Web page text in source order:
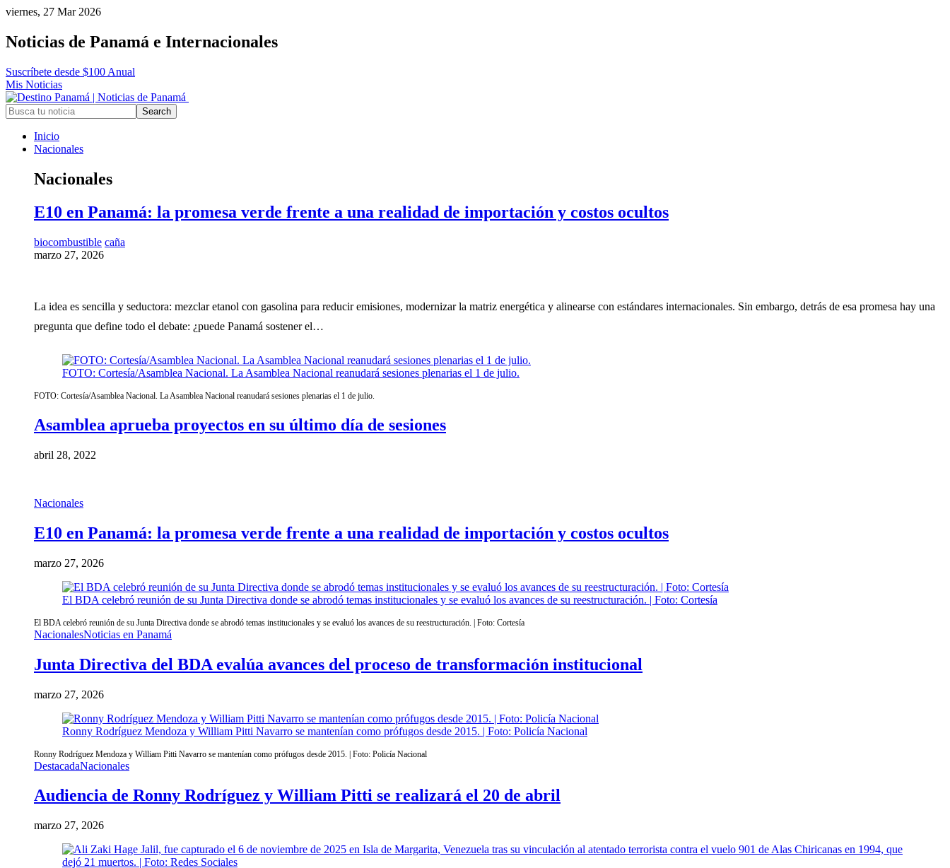
viernes, 27 Mar 2026
Noticias de Panamá e Internacionales
Suscríbete desde $100 Anual
Mis Noticias
Inicio
Nacionales
Nacionales
E10 en Panamá: la promesa verde frente a una realidad de importación y costos ocultos
biocombustible caña
marzo 27, 2026
La idea es sencilla y seductora: mezclar etanol con gasolina para reducir emisiones, modernizar la matriz energética y alinearse con estándares internacionales. Sin embargo, detrás de esa promesa hay una
pregunta que define todo el debate: ¿puede Panamá sostener el…
FOTO: Cortesía/Asamblea Nacional. La Asamblea Nacional reanudará sesiones plenarias el 1 de julio.
FOTO: Cortesía/Asamblea Nacional. La Asamblea Nacional reanudará sesiones plenarias el 1 de julio.
Asamblea aprueba proyectos en su último día de sesiones
abril 28, 2022
Nacionales
E10 en Panamá: la promesa verde frente a una realidad de importación y costos ocultos
marzo 27, 2026
El BDA celebró reunión de su Junta Directiva donde se abrodó temas institucionales y se evaluó los avances de su reestructuración. | Foto: Cortesía
El BDA celebró reunión de su Junta Directiva donde se abrodó temas institucionales y se evaluó los avances de su reestructuración. | Foto: Cortesía
NacionalesNoticias en Panamá
Junta Directiva del BDA evalúa avances del proceso de transformación institucional
marzo 27, 2026
Ronny Rodríguez Mendoza y William Pitti Navarro se mantenían como prófugos desde 2015. | Foto: Policía Nacional
Ronny Rodríguez Mendoza y William Pitti Navarro se mantenían como prófugos desde 2015. | Foto: Policía Nacional
DestacadaNacionales
Audiencia de Ronny Rodríguez y William Pitti se realizará el 20 de abril
marzo 27, 2026